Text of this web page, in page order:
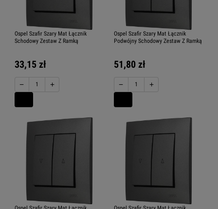
Ospel Szafir Szary Mat Łącznik
Schodowy Zestaw Z Ramką
33,15 zł
− +
Ospel Szafir Szary Mat Łącznik
Podwójny Schodowy Zestaw Z Ramką
51,80 zł
− +